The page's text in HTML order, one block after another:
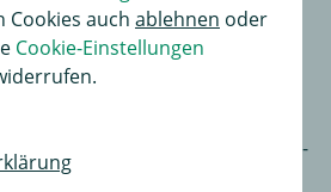
in verschiedenen
noch ergänzende
Bildmaterial das den Ein-
für Sie noch einfacher
Cookies auch ablehnen oder
Cookie-Einstellungen